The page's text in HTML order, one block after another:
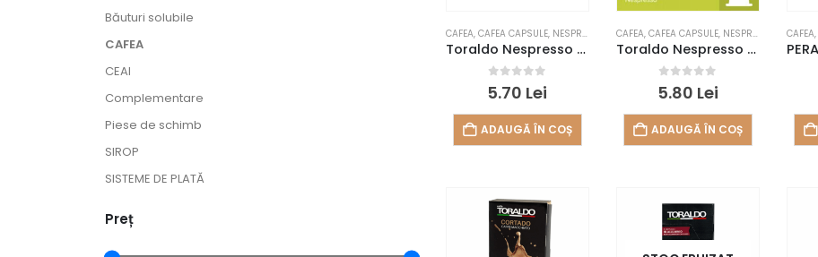
Băuturi solubile
CAFEA
CEAI
Complementare
Piese de schimb
SIROP
SISTEME DE PLATĂ
Preț
CAFEA, CAFEA CAPSULE, NESPRESSO
Toraldo Nespresso – Classica
0 out of 5
5.70 Lei
ADAUGĂ ÎN COȘ
CAFEA, CAFEA CAPSULE, NESPRESSO
Toraldo Nespresso – Aromatica
0 out of 5
5.80 Lei
ADAUGĂ ÎN COȘ
CAFEA,